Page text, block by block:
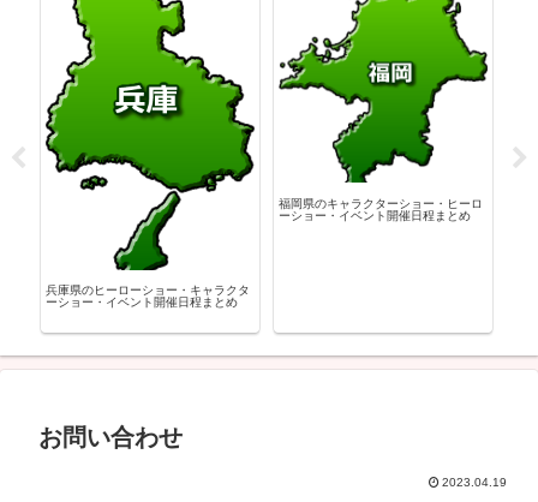
兵庫県のヒーローショー・キャラクタ
ーショー・イベント開催日程まとめ
福岡県のキャラクターショー・ヒーロ
ーショー・イベント開催日程まとめ
お問い合わせ
2023.04.19